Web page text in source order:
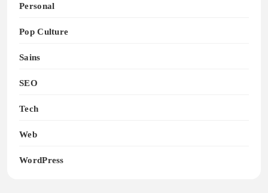
Personal
Pop Culture
Sains
SEO
Tech
Web
WordPress